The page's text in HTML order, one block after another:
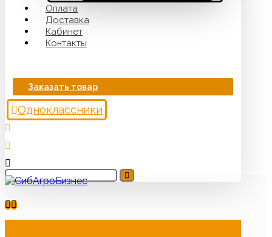
Оплата
Доставка
Кабинет
Контакты
Заказать товар
Одноклассники